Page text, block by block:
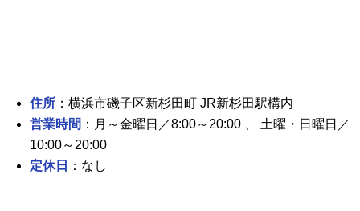
住所 ：横浜市磯子区新杉田町 JR新杉田駅構内
営業時間 ：月～金曜日／8:00～20:00 、 土曜・日曜日／
10:00～20:00
定休日
：なし